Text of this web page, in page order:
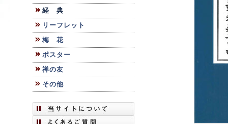
経 典
リーフレット
梅 花
ポスター
禅の友
その他